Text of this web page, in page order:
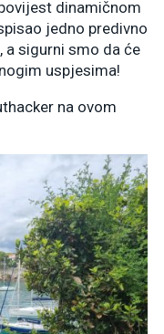
dinamičnom
jedno predivno
sigurni smo da će
uspjesima!
na ovom